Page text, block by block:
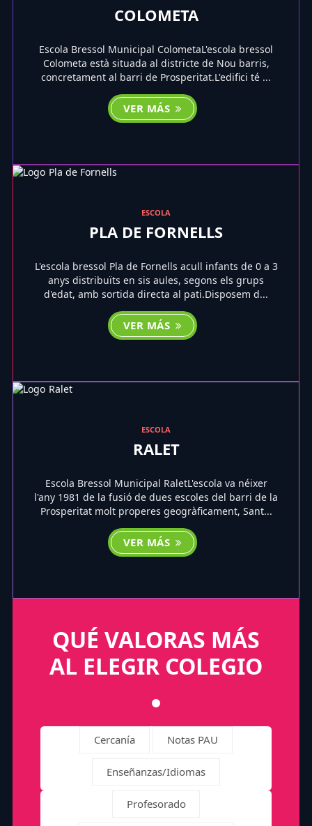
COLOMETA
Escola Bressol Municipal ColometaL'escola bressol
Colometa està situada al districte de Nou barris,
concretament al barri de Prosperitat.L'edifici té ...
VER MÁS
ESCOLA
PLA DE FORNELLS
L'escola bressol Pla de Fornells acull infants de 0 a 3
anys distribuïts en sis aules, segons els grups
d'edat, amb sortida directa al pati.Disposem d...
VER MÁS
ESCOLA
RALET
Escola Bressol Municipal RaletL'escola va néixer
l'any 1981 de la fusió de dues escoles del barri de la
Prosperitat molt properes geogràficament, Sant...
VER MÁS
QUÉ VALORAS MÁS
AL ELEGIR COLEGIO
Cercanía Notas PAU
Enseñanzas/Idiomas
Profesorado